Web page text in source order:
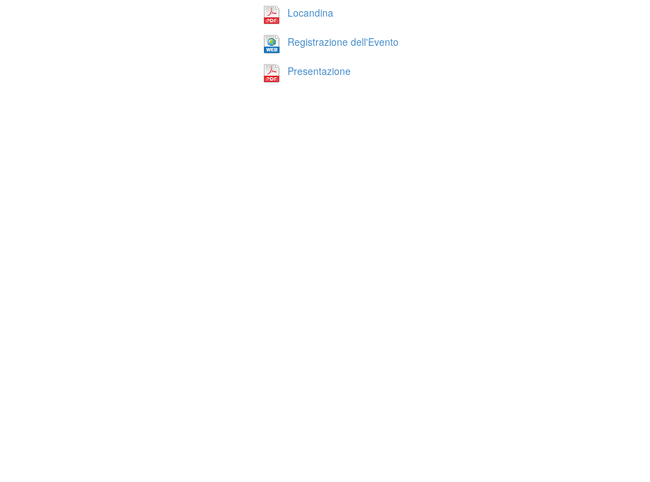
Locandina
Registrazione dell'Evento
Presentazione